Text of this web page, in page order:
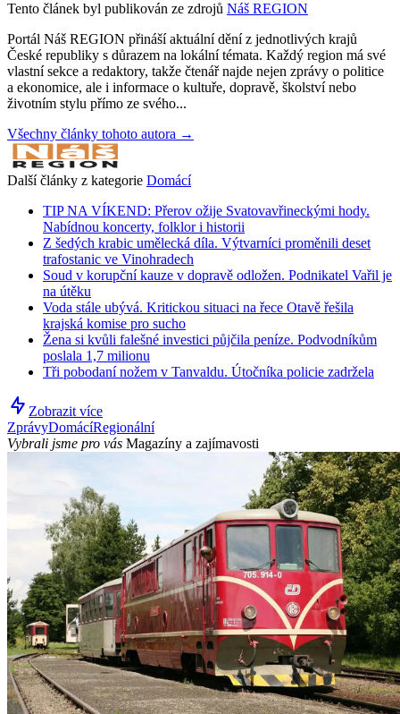
Tento článek byl publikován ze zdrojů Náš REGION
Portál Náš REGION přináší aktuální dění z jednotlivých krajů
České republiky s důrazem na lokální témata. Každý region má své
vlastní sekce a redaktory, takže čtenář najde nejen zprávy o politice
a ekonomice, ale i informace o kultuře, dopravě, školství nebo
životním stylu přímo ze svého...
Všechny články tohoto autora →
Další články z kategorie Domácí
TIP NA VÍKEND: Přerov ožije Svatovavřineckými hody.
Nabídnou koncerty, folklor i historii
Z šedých krabic umělecká díla. Výtvarníci proměnili deset
trafostanic ve Vinohradech
Soud v korupční kauze v dopravě odložen. Podnikatel Vařil je
na útěku
Voda stále ubývá. Kritickou situaci na řece Otavě řešila
krajská komise pro sucho
Žena si kvůli falešné investici půjčila peníze. Podvodníkům
poslala 1,7 milionu
Tři pobodaní nožem v Tanvaldu. Útočníka policie zadržela
Zobrazit více
ZprávyDomácíRegionální
Vybrali jsme pro vás Magazíny a zajímavosti